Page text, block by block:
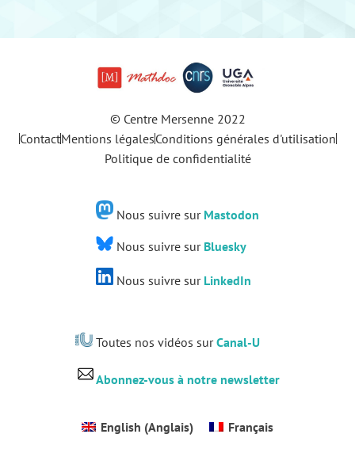
© Centre Mersenne 2022
ContactMentions légalesConditions générales d'utilisation
Politique de confidentialité
Nous suivre sur Mastodon
Nous suivre sur Bluesky
Nous suivre sur LinkedIn
Toutes nos vidéos surCanal-U
Abonnez-vous à notre newsletter
English (Anglais) Français